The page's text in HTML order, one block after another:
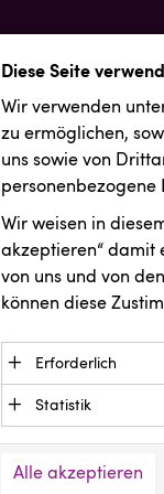
Diese Seite
Wir verwenden
zu ermöglichen,
uns sowie von
personenbezogene
Wir weisen in
akzeptieren“ damit
von uns und von
können diese
Erforderlich
Essenzielle
Funktion der
Daten und
Anbieter: Eigentümer
Statistik
verstehen, wie
Alle akzeptieren